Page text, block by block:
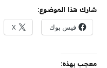
شارك هذا الموضوع:
فيس بوك X
معجب بهذه: